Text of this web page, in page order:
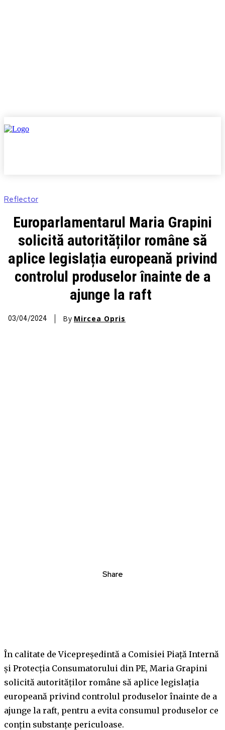
Reflector
Europarlamentarul Maria Grapini
solicită autorităților române să
aplice legislația europeană privind
controlul produselor înainte de a
ajunge la raft
03/04/2024 By Mircea Opris
Share
În calitate de Vicepreședintă a Comisiei Piață Internă
și Protecția Consumatorului din PE, Maria Grapini
solicită autorităților române să aplice legislația
europeană privind controlul produselor înainte de a
ajunge la raft, pentru a evita consumul produselor ce
conțin substanțe periculoase.